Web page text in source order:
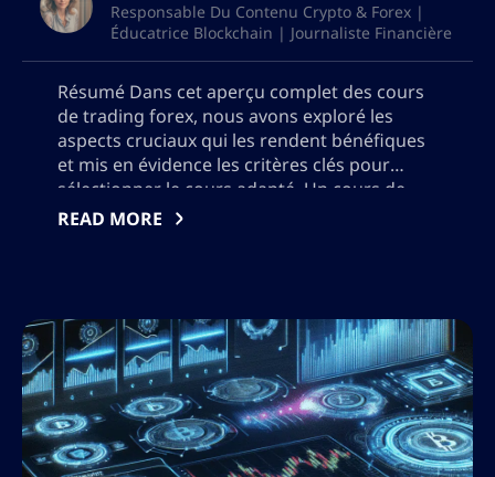
Responsable Du Contenu Crypto & Forex |
Éducatrice Blockchain | Journaliste Financière
Résumé Dans cet aperçu complet des cours
de trading forex, nous avons exploré les
aspects cruciaux qui les rendent bénéfiques
et mis en évidence les critères clés pour
sélectionner le cours adapté. Un cours de
trading forex équipe les traders des
READ MORE